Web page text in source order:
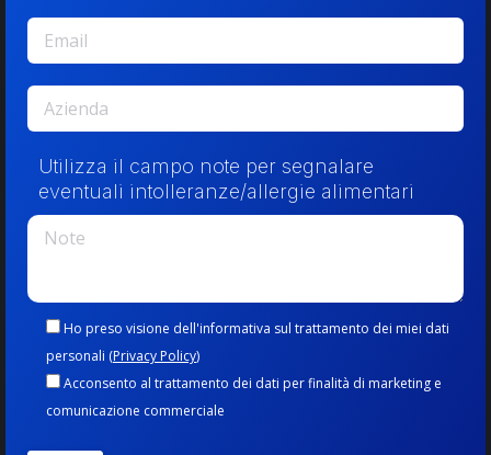
Utilizza il campo note per segnalare
eventuali intolleranze/allergie alimentari
Ho preso visione dell'informativa sul trattamento dei miei dati
personali (Privacy Policy)
Acconsento al trattamento dei dati per finalità di marketing e
comunicazione commerciale